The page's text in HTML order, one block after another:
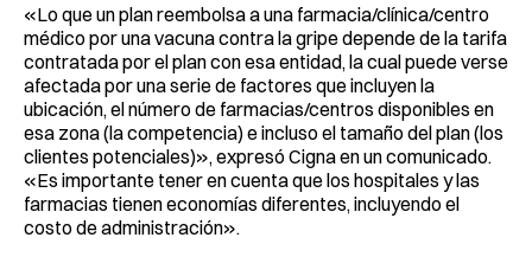
«Lo que un plan reembolsa a una farmacia/clínica/centro
médico por una vacuna contra la gripe depende de la tarifa
contratada por el plan con esa entidad, la cual puede verse
afectada por una serie de factores que incluyen la
ubicación, el número de farmacias/centros disponibles en
esa zona (la competencia) e incluso el tamaño del plan (los
clientes potenciales)», expresó Cigna en un comunicado.
«Es importante tener en cuenta que los hospitales y las
farmacias tienen economías diferentes, incluyendo el
costo de administración».